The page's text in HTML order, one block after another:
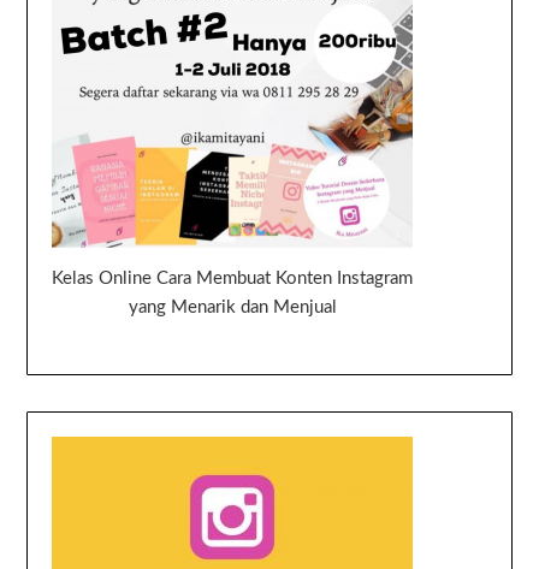
Kelas Online Cara Membuat Konten Instagram
yang Menarik dan Menjual